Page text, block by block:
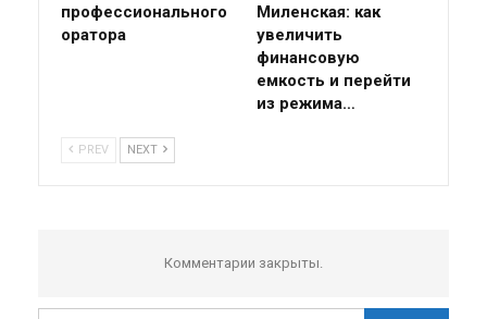
профессионального
оратора
Миленская: как
увеличить
финансовую
емкость и перейти
из режима…
PREV NEXT
Комментарии закрыты.